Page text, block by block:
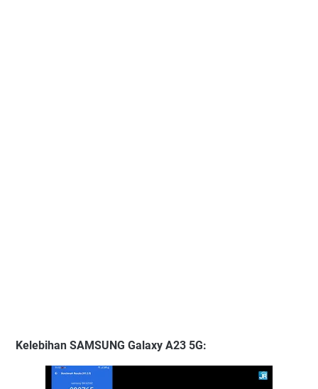
Kelebihan SAMSUNG Galaxy A23 5G: